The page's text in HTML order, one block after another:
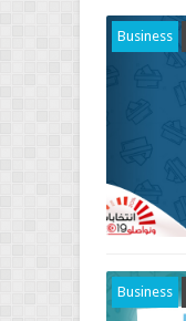
Business
Business